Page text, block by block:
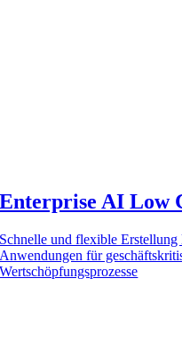
Enterprise AI Low
Schnelle und flexible
Anwendungen für
Wertschöpfungsprozesse